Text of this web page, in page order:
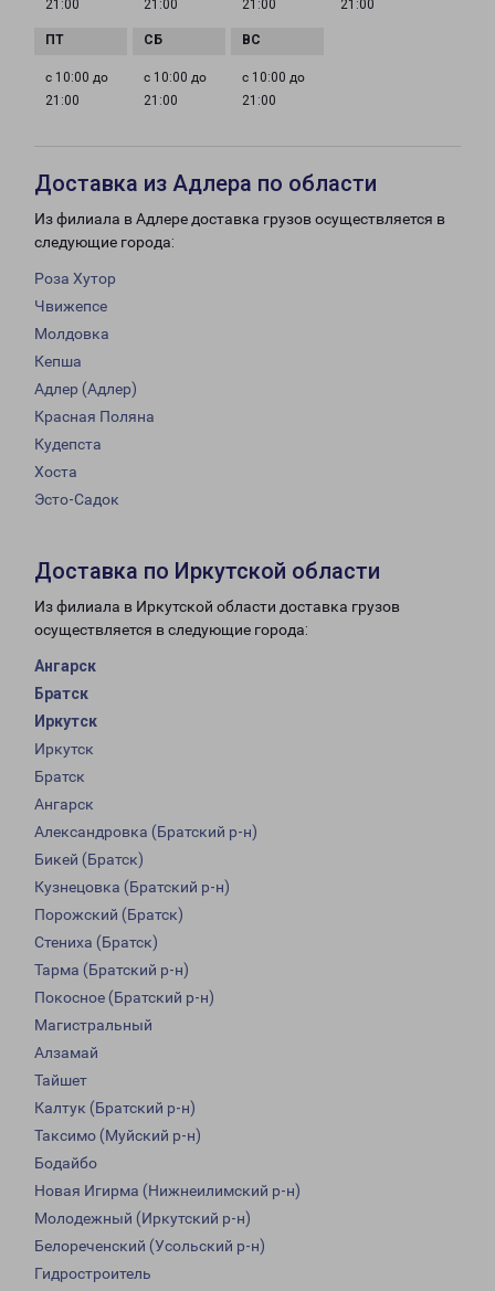
21:00 21:00 21:00 21:00
с 10:00 до
21:00
с 10:00 до
21:00
с 10:00 до
21:00
Доставка из Адлера по области
Из филиала в Адлере доставка грузов осуществляется в
следующие города:
Роза Хутор
Чвижепсе
Молдовка
Кепша
Адлер (Адлер)
Красная Поляна
Кудепста
Хоста
Эсто-Садок
Доставка по Иркутской области
Из филиала в Иркутской области доставка грузов
осуществляется в следующие города:
Ангарск
Братск
Иркутск
Иркутск
Братск
Ангарск
Александровка (Братский р-н)
Бикей (Братск)
Кузнецовка (Братский р-н)
Порожский (Братск)
Стениха (Братск)
Тарма (Братский р-н)
Покосное (Братский р-н)
Магистральный
Алзамай
Тайшет
Калтук (Братский р-н)
Таксимо (Муйский р-н)
Бодайбо
Новая Игирма (Нижнеилимский р-н)
Молодежный (Иркутский р-н)
Белореченский (Усольский р-н)
Гидростроитель